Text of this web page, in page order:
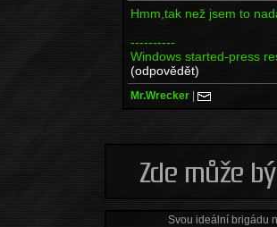
Hmm,tak než jsem to
----------
Windows started-press
(odpovědět)
Mr.Wrecker |
Svou ideální brigádu